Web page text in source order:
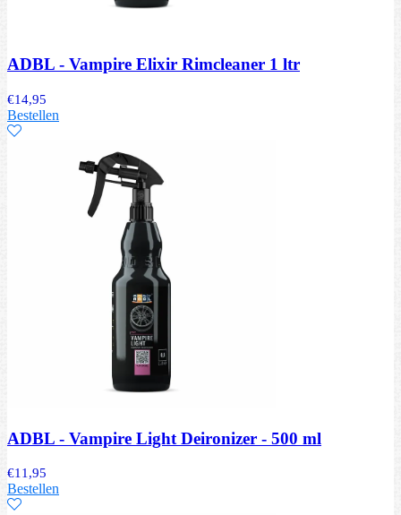
ADBL - Vampire Elixir Rimcleaner 1 ltr
€14,95
Bestellen
ADBL - Vampire Light Deironizer - 500 ml
€11,95
Bestellen